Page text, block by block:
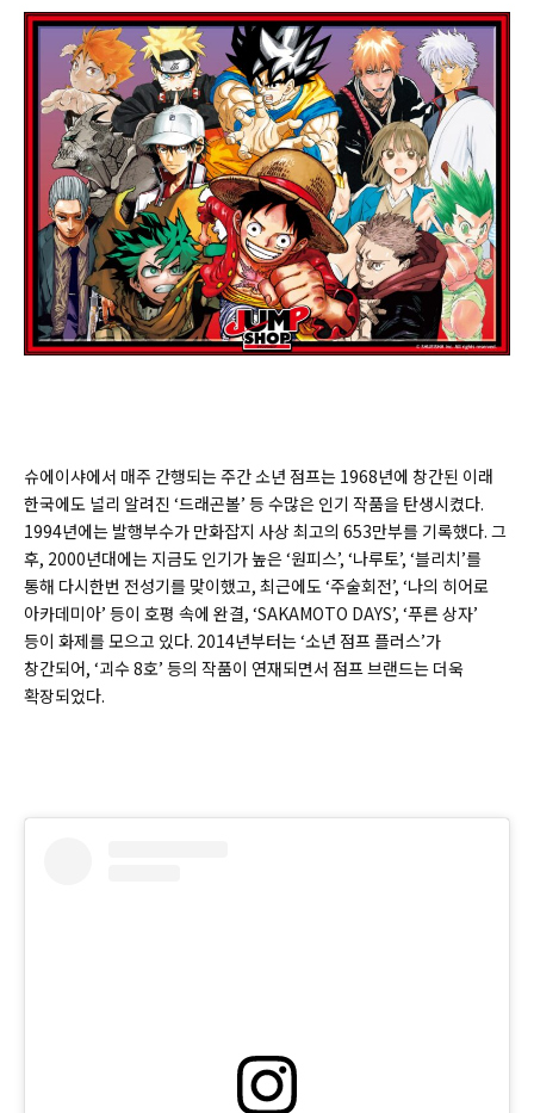
슈에이샤에서 매주 간행되는 주간 소년 점프는 1968년에 창간된 이래
한국에도 널리 알려진 ‘드래곤볼’ 등 수많은 인기 작품을 탄생시켰다.
1994년에는 발행부수가 만화잡지 사상 최고의 653만부를 기록했다. 그
후, 2000년대에는 지금도 인기가 높은 ‘원피스’, ‘나루토’, ‘블리치’를
통해 다시한번 전성기를 맞이했고, 최근에도 ‘주술회전’, ‘나의 히어로
아카데미아’ 등이 호평 속에 완결, ‘SAKAMOTO DAYS’, ‘푸른 상자’
등이 화제를 모으고 있다. 2014년부터는 ‘소년 점프 플러스’가
창간되어, ‘괴수 8호’ 등의 작품이 연재되면서 점프 브랜드는 더욱
확장되었다.